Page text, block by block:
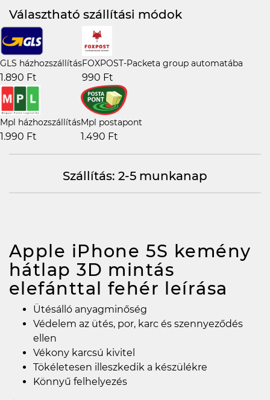
Választható szállítási módok
GLS házhozszállítás
1.890 Ft
FOXPOST-Packeta group automatába
990 Ft
Mpl házhozszállítás
1.990 Ft
Mpl postapont
1.490 Ft
Szállítás: 2-5 munkanap
Apple iPhone 5S kemény
hátlap 3D mintás
elefánttal fehér leírása
Ütésálló anyagminőség
Védelem az ütés, por, karc és szennyeződés
ellen
Vékony karcsú kivitel
Tökéletesen illeszkedik a készülékre
Könnyű felhelyezés